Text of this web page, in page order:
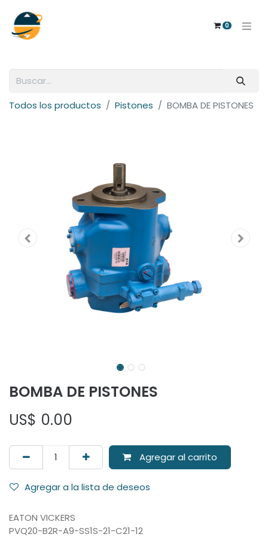
0
Todos los productos Pistones BOMBA DE PISTONES
BOMBA DE PISTONES
US$ 0.00
Agregar al carrito
Agregar a la lista de deseos
EATON VICKERS
PVQ20-B2R-A9-SS1S-21-C21-12